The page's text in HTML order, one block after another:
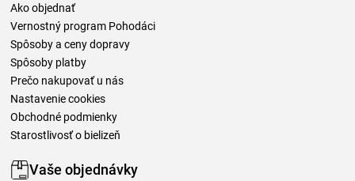
Ako objednať
Vernostný program Pohodáci
Spôsoby a ceny dopravy
Spôsoby platby
Prečo nakupovať u nás
Nastavenie cookies
Obchodné podmienky
Starostlivosť o bielizeň
Vaše objednávky